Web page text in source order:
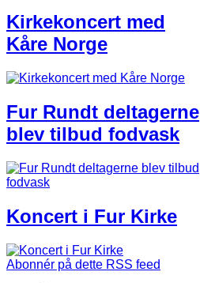
Kirkekoncert med
Kåre Norge
Fur Rundt deltagerne
blev tilbud fodvask
Koncert i Fur Kirke
Abonnér på dette RSS feed